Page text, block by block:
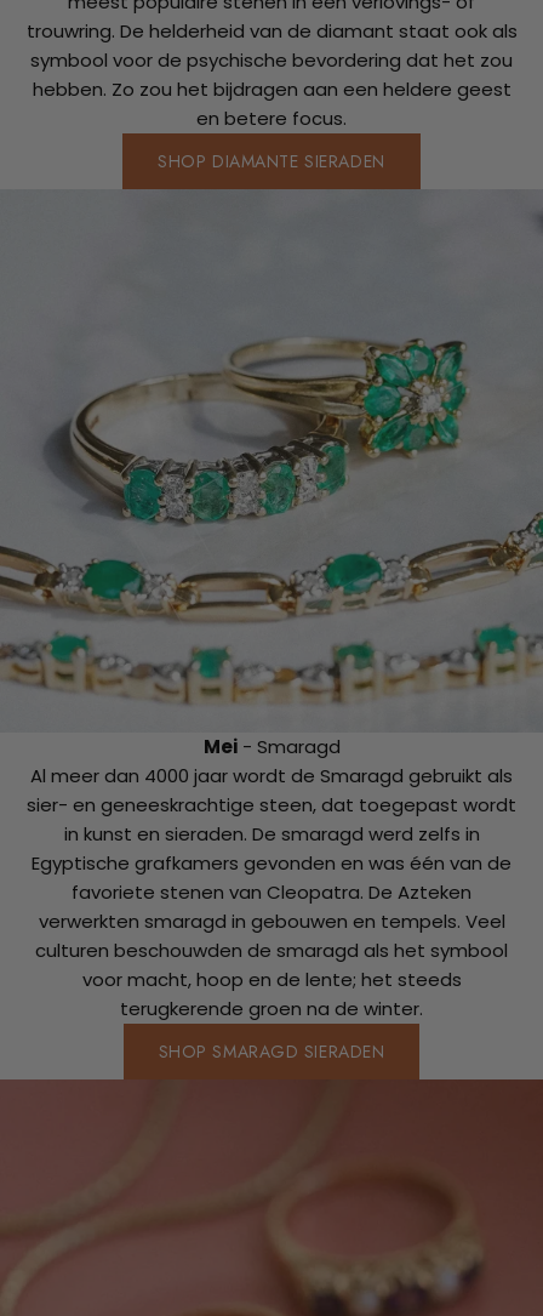
trouwring. De helderheid van de diamant staat ook als
symbool voor de psychische bevordering dat het zou
hebben. Zo zou het bijdragen aan een heldere geest
en betere focus.
SHOP DIAMANTE SIERADEN
Mei- Smaragd
Al meer dan 4000 jaar wordt de Smaragd gebruikt als
sier- en geneeskrachtige steen, dat toegepast wordt
in kunst en sieraden. De smaragd werd zelfs in
Egyptische grafkamers gevonden en was één van de
favoriete stenen van Cleopatra. De Azteken
verwerkten smaragd in gebouwen en tempels. Veel
culturen beschouwden de smaragd als het symbool
voor macht, hoop en de lente; het steeds
terugkerende groen na de winter.
SHOP SMARAGD SIERADEN